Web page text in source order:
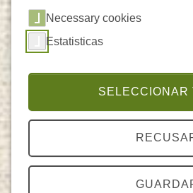
Chá Verde
GENERIK
Necessary cookies
Estatisticas
SELECCIONAR